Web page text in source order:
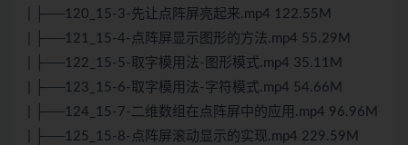
| ├──120_15-3-先让点阵屏亮起来.mp4 122.55M
| ├──121_15-4-点阵屏显示图形的方法.mp4 55.29M
| ├──122_15-5-取字模用法-图形模式.mp4 35.11M
| ├──123_15-6-取字模用法-字符模式.mp4 54.66M
| ├──124_15-7-二维数组在点阵屏中的应用.mp4 96.96M
| ├──125_15-8-点阵屏滚动显示的实现.mp4 229.59M